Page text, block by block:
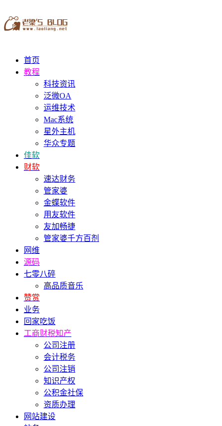
首页
教程
科技资讯
泛微OA
运维技术
Mac系统
星外主机
华众专题
佳软
财软
速达财务
管家婆
金蝶软件
用友软件
友加畅捷
管家婆千方百剂
网维
源码
七零八碎
高品质音乐
赞赏
业务
回家吃饭
工商财税知产
公司注册
会计税务
公司注销
知识产权
公积金社保
资质办理
网站建设